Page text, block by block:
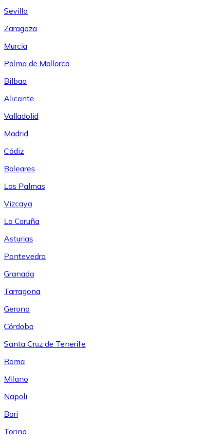
Sevilla
Zaragoza
Murcia
Palma de Mallorca
Bilbao
Alicante
Valladolid
Madrid
Cádiz
Baleares
Las Palmas
Vizcaya
La Coruña
Asturias
Pontevedra
Granada
Tarragona
Gerona
Córdoba
Santa Cruz de Tenerife
Roma
Milano
Napoli
Bari
Torino